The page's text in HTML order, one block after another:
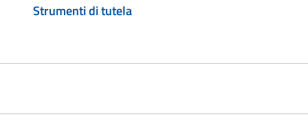
Strumenti di tutela